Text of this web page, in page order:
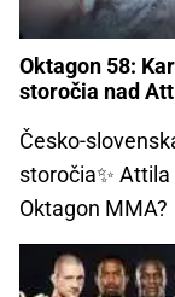
Oktagon 58:
storočia nad
Česko-
storočia✨
Oktagon MMA?